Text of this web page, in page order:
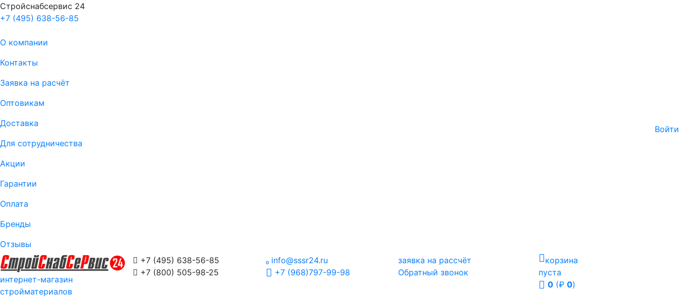
Стройснабсервис 24
+7 (495) 638-56-85
О компании
Контакты
Заявка на расчёт
Оптовикам
Доставка
Для сотрудничества
Акции
Гарантии
Оплата
Бренды
Отзывы
Войти
интернет-магазин
стройматериалов
корзина
пуста
0 (₽0)
 +7 (495) 638-56-85
 +7 (800) 505-98-25
info@sssr24.ru
+7 (968)797-99-98
заявка на рассчёт
Обратный звонок